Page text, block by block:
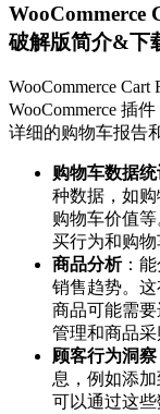
WooCommerce
破解版简介&下
WooCommerce Cart
WooCommerce 插
详细的购物车报告
购物车数据统
种数据，如
购物车价值
买行为和购物
商品分析：
销售趋势。
商品可能需
管理和商品采
顾客行为洞察
息，例如添
可以通过这